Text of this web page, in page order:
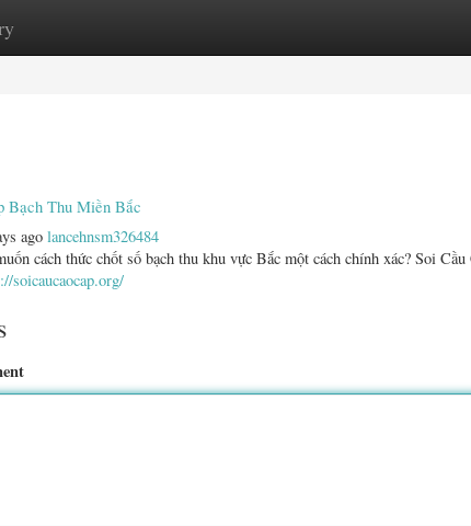
Site Listings
Bạch Thu Miền Bắc
ago lancehnsm326484
cách thức chốt số bạch thu khu vực Bắc một cách chính xác? Soi
soicaucaocap.org/